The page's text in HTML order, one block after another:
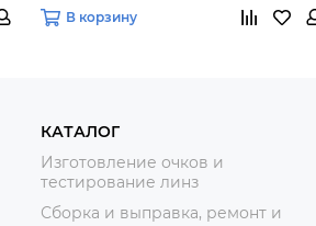
В корзину
КАТАЛОГ
Изготовление очков и
тестирование линз
Сборка и выправка, ремонт и